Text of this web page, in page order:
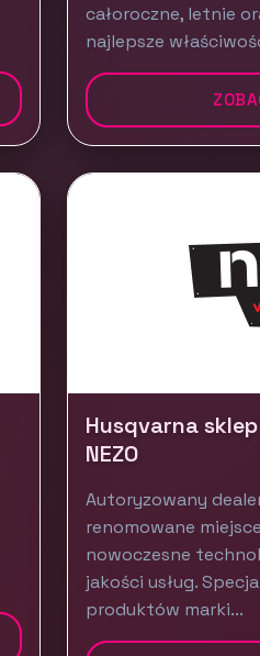
całoroczne, letnie
najlepsze
Husqvarna
NEZO
Autoryzowany
renomowane
nowoczesne
jakości usług.
produktów marki...